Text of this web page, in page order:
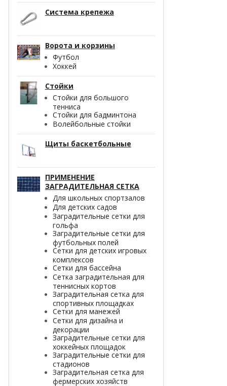
Система крепежа
Ворота и корзины
Футбол
Хоккей
Стойки
Стойки для большого
тенниса
Стойки для бадминтона
Волейбольные стойки
Щиты баскетбольные
ПРИМЕНЕНИЕ
ЗАГРАДИТЕЛЬНАЯ СЕТКА
Для школьных спортзалов
Для детских садов
Заградительные сетки для
гольфа
Заградительные сетки для
футбольных полей
Сетки для детских игровых
комплексов
Сетки для бассейна
Сетка заградительная для
теннисных кортов
Заградительная сетка для
спортивных площадках
Сетки для манежей
Сетки для дизайна и
декорации
Заградительные сетки для
хоккейных площадок
Заградительные сетки для
стадионов
Заградительная сетка для
фермерских хозяйств